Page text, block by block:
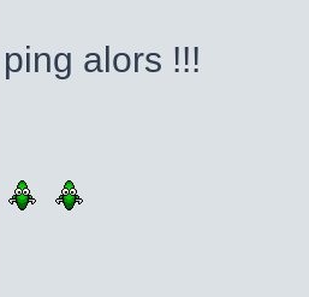
ping alors !!!